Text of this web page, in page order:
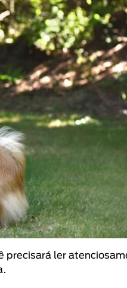
precisará ler